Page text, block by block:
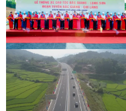
LỄ THÔNG XE CAO TỐC BẮC GIANG -
LẠNG SƠN
LỄ THÔNG XE CAO TỐC BẮC GIANG -
LẠNG SƠN